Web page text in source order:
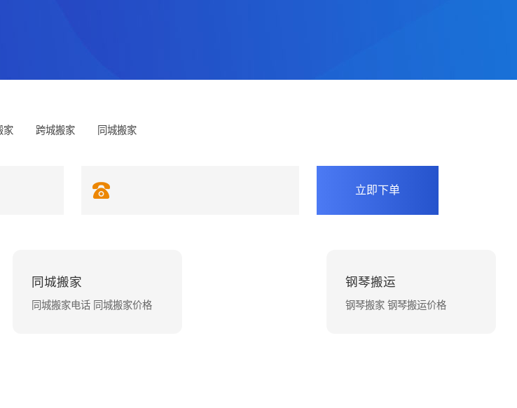
家 跨城搬家 同城搬家
立即下单
同城搬家
同城搬家电话 同城搬家价格
钢琴搬运
钢琴搬家 钢琴搬运价格